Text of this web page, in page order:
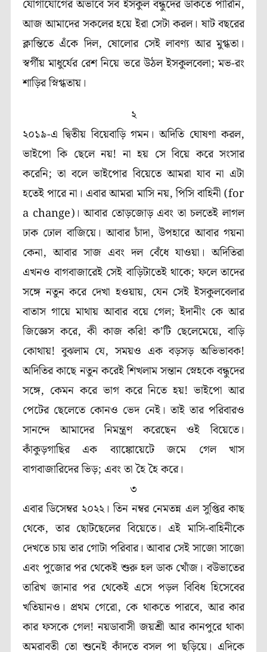
যোগাযোগের অভাবে সব ইসকুল বন্ধুদের ডাকতে পারিনি,
আজ আমাদের সকলের হয়ে ইরা সেটা করল। ষাট বছরের
ক্লান্তিতে এঁকে দিল, ষোলোর সেই লাবণ্য আর মুগ্ধতা।
স্বর্গীয় মাধুর্যের রেশ নিয়ে ভরে উঠল ইসকুলবেলা; মভ-রং
শাড়ির স্নিগ্ধতায়।
২
২০১৯-এ দ্বিতীয় বিয়েবাড়ি গমন। অদিতি ঘোষণা করল,
ভাইপো কি ছেলে নয়! না হয় সে বিয়ে করে সংসার
করেনি; তা বলে ভাইপোর বিয়েতে আমরা যাব না এটা
হতেই পারে না। এবার আমরা মাসি নয়, পিসি বাহিনী (for
a change)। আবার তোড়জোড় এবং তা চলতেই লাগল
ঢাক ঢোল বাজিয়ে। আবার চাঁদা, উপহারে আবার গয়না
কেনা, আবার সাজ এবং দল বেঁধে যাওয়া। অদিতিরা
এখনও বাগবাজারেই সেই বাড়িটাতেই থাকে; ফলে তাদের
সঙ্গে নতুন করে দেখা হওয়ায়, যেন সেই ইসকুলবেলার
বাতাস গায়ে মাথায় আবার বয়ে গেল; ইদানীং কে আর
জিজ্ঞেস করে, কী কাজ করি! ক’টি ছেলেমেয়ে, বাড়ি
কোথায়! বুঝলাম যে, সময়ও এক বড়সড় অভিভাবক!
অদিতির কাছে নতুন করেই শিখলাম সন্তান স্নেহকে বন্ধুদের
সঙ্গে, কেমন করে ভাগ করে নিতে হয়! ভাইপো আর
পেটের ছেলেতে কোনও ভেদ নেই। তাই তার পরিবারও
সানন্দে আমাদের নিমন্ত্রণ করেছেন ওই বিয়েতে।
কাঁকুড়গাছির এক ব্যাঙ্কোয়েটে জমে গেল খাস
বাগবাজারিদের ভিড়; এবং তা হৈ হৈ করে।
৩
এবার ডিসেম্বর ২০২২। তিন নম্বর নেমতন্ন এল সুপ্তির কাছ
থেকে, তার ছোটছেলের বিয়েতে। এই মাসি-বাহিনীকে
দেখতে চায় তার গোটা পরিবার। আবার সেই সাজো সাজো
এবং পুজোর পর থেকেই শুরু হল ডাক খোঁজ। বউভাতের
তারিখ জানার পর থেকেই এসে পড়ল বিবিধ হিসেবের
খতিয়ানও। প্রথম গেরো, কে থাকতে পারবে, আর কার
কার ফসকে গেল! নয়ডাবাসী জয়শ্রী আর কানপুরে থাকা
অমরাবতী তো শুনেই কাঁদতে বসল পা ছড়িয়ে। এদিকে